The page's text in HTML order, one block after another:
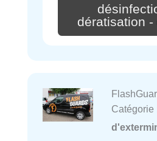
dératisation -
Catégorie